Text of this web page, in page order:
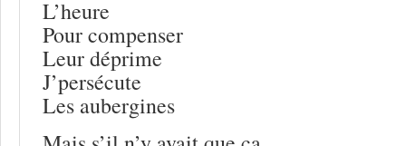
L’heure
Pour compenser
Leur déprime
J’persécute
Les aubergines